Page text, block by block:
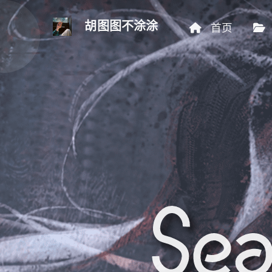
胡图图不涂涂 首页